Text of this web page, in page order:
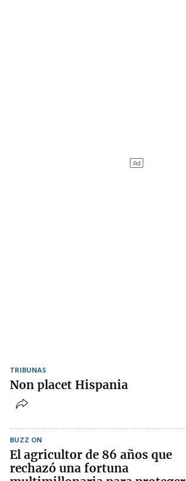
TRIBUNAS
Non placet Hispania
BUZZ ON
El agricultor de 86 años que
rechazó una fortuna